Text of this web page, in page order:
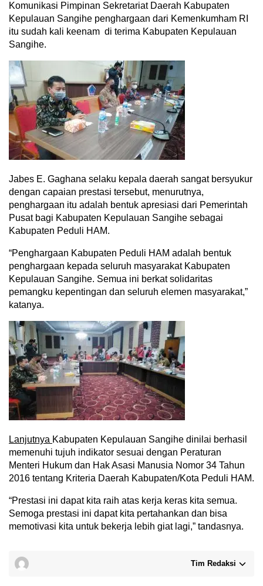
Komunikasi Pimpinan Sekretariat Daerah Kabupaten
Kepulauan Sangihe penghargaan dari Kemenkumham RI
itu sudah kali keenam di terima Kabupaten Kepulauan
Sangihe.
Jabes E. Gaghana selaku kepala daerah sangat bersyukur
dengan capaian prestasi tersebut, menurutnya,
penghargaan itu adalah bentuk apresiasi dari Pemerintah
Pusat bagi Kabupaten Kepulauan Sangihe sebagai
Kabupaten Peduli HAM.
“Penghargaan Kabupaten Peduli HAM adalah bentuk
penghargaan kepada seluruh masyarakat Kabupaten
Kepulauan Sangihe. Semua ini berkat solidaritas
pemangku kepentingan dan seluruh elemen masyarakat,”
katanya.
Lanjutnya Kabupaten Kepulauan Sangihe dinilai berhasil
memenuhi tujuh indikator sesuai dengan Peraturan
Menteri Hukum dan Hak Asasi Manusia Nomor 34 Tahun
2016 tentang Kriteria Daerah Kabupaten/Kota Peduli HAM.
“Prestasi ini dapat kita raih atas kerja keras kita semua.
Semoga prestasi ini dapat kita pertahankan dan bisa
memotivasi kita untuk bekerja lebih giat lagi,” tandasnya.
Tim Redaksi